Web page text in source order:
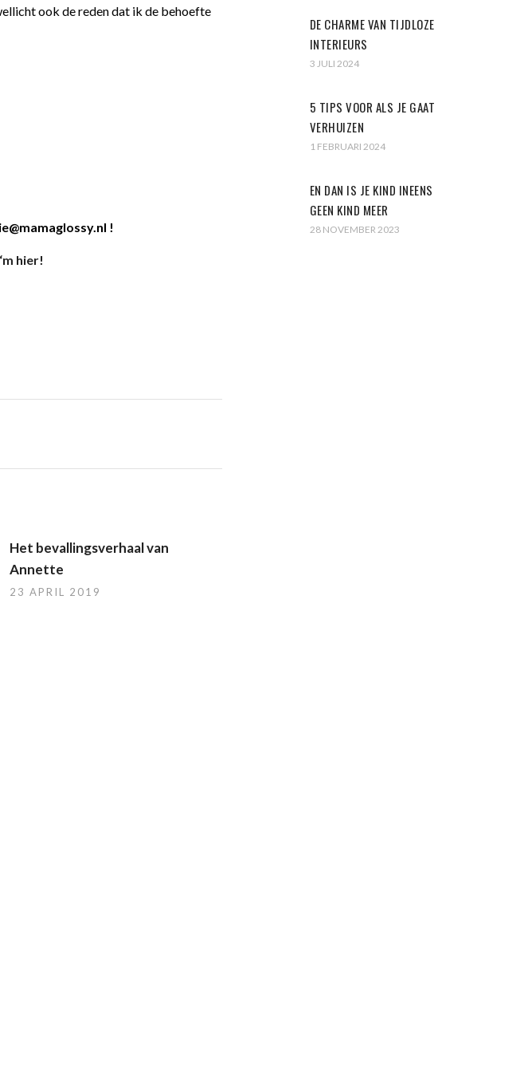
ook de reden dat ik de behoefte
!
hier!
Het bevallingsverhaal van
Annette
23 APRIL 2019
DE CHARME VAN TIJDLOZE
INTERIEURS
3 JULI 2024
5 TIPS VOOR ALS JE GAAT
VERHUIZEN
1 FEBRUARI 2024
EN DAN IS JE KIND INEENS
GEEN KIND MEER
28 NOVEMBER 2023